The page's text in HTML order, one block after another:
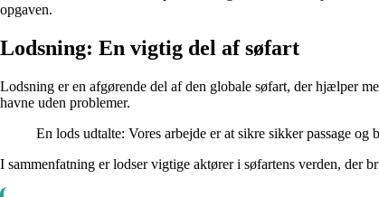
opgaven.
Lodsning: En vigtig del af søfart
Lodsning er en afgørende del af den globale søfart, der hjælper
havne uden problemer.
En lods udtalte: Vores arbejde er at sikre sikker passage
I sammenfatning er lodser vigtige aktører i søfartens verden, der